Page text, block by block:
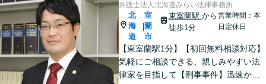
弁護士法人北海道みらい法律事務所
北
海
道
|
室
蘭
市
東室蘭駅 から
徒歩1分
営業時間：本
日定休日
【東室蘭駅1分】【初回無料相談対応】
気軽にご相談できる、親しみやすい法
律家を目指して【刑事事件】迅速かつ